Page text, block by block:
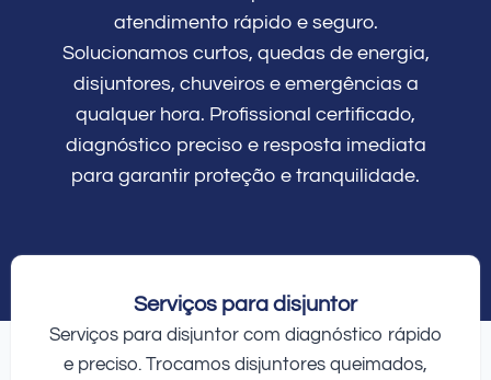
atendimento rápido e seguro.
Solucionamos curtos, quedas de energia,
disjuntores, chuveiros e emergências a
qualquer hora. Profissional certificado,
diagnóstico preciso e resposta imediata
para garantir proteção e tranquilidade.
Serviços para disjuntor
Serviços para disjuntor com diagnóstico rápido
e preciso. Trocamos disjuntores queimados,